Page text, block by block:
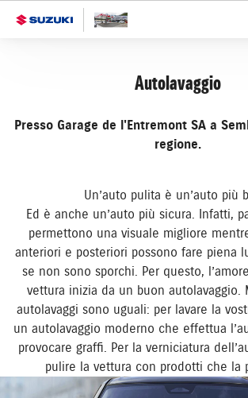
Autolavaggio
Presso Garage de l'Entremont SA a
regione.
Un’auto pulita è un’auto più
Ed è anche un’auto più sicura. Infatti,
permettono una visuale migliore
anteriori e posteriori possono fare piena
se non sono sporchi. Per questo,
vettura inizia da un buon autolavaggio.
autolavaggi sono uguali: per lavare la
un autolavaggio moderno che effettua
provocare graffi. Per la verniciatura
pulire la vettura con prodotti che la